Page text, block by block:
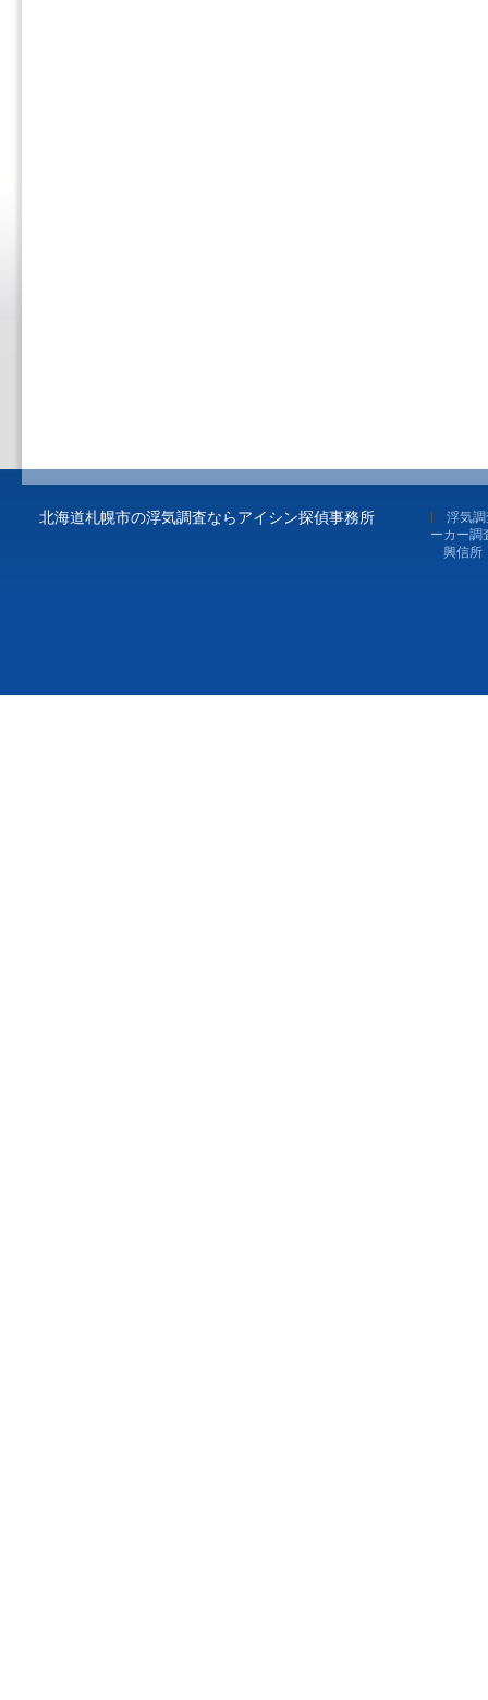
北海道札幌市の浮気調査ならアイシン探偵事務所
浮気
ーカー調
興信所